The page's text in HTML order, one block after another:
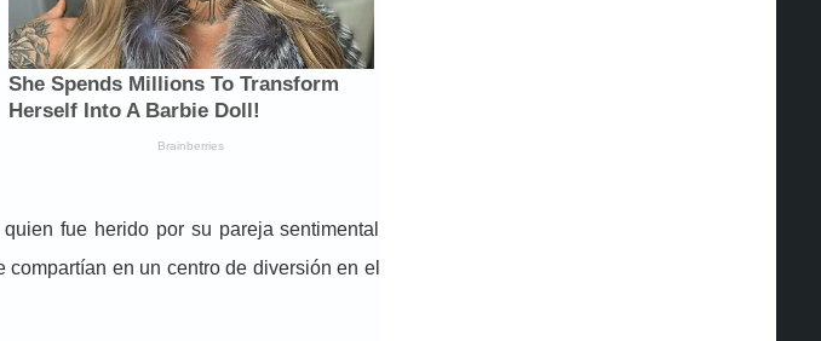
fue herido por su pareja sentimental
en un centro de diversión en el